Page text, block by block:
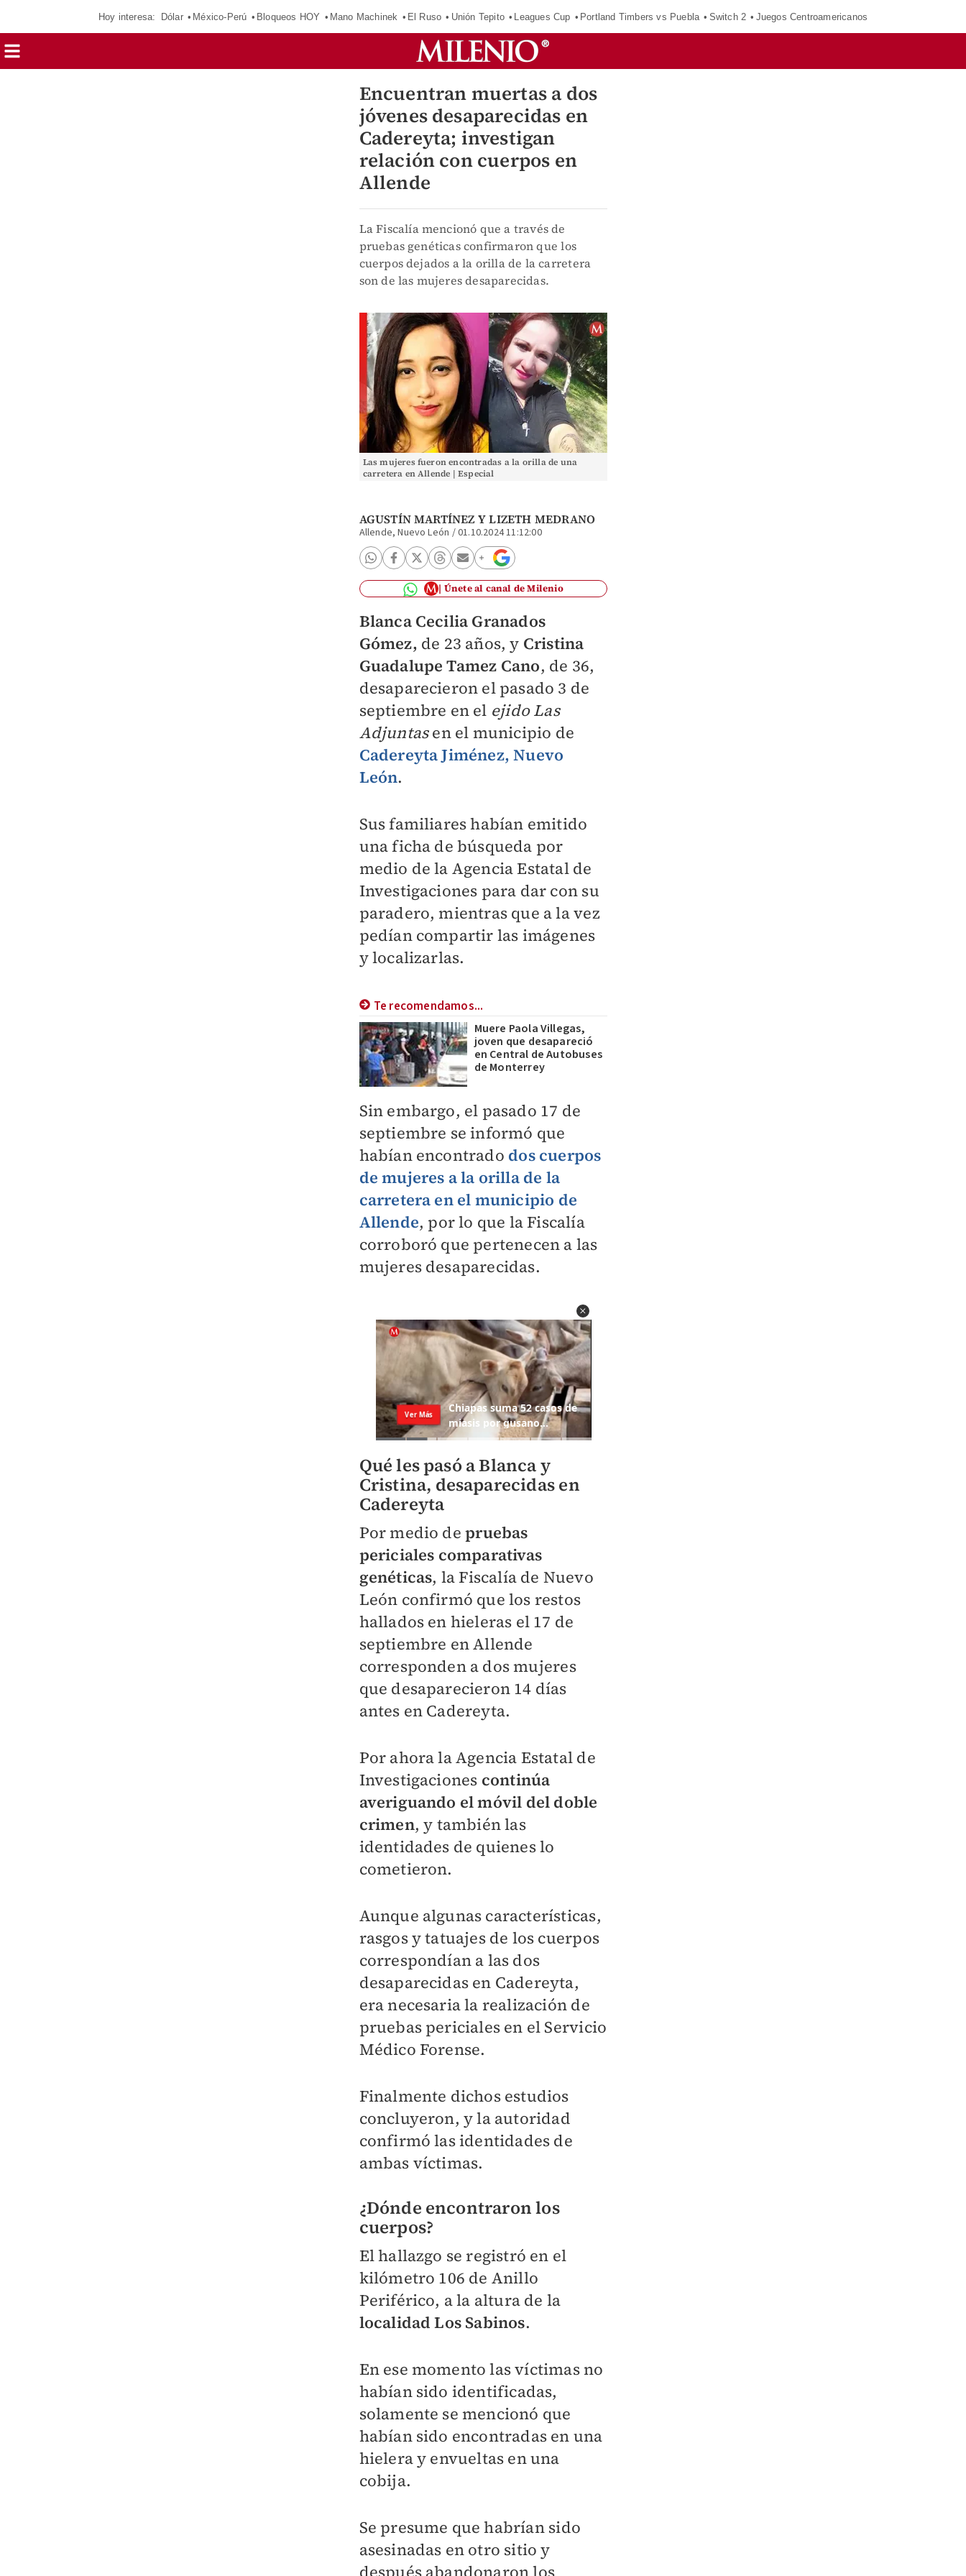
Hoy interesa: Dólar México-Perú Bloqueos HOY Mano Machinek El Ruso Unión Tepito Leagues Cup Portland Timbers vs Puebla Switch 2 Juegos Centroamericanos
Encuentran muertas a dos
jóvenes desaparecidas en
Cadereyta; investigan
relación con cuerpos en
Allende
La Fiscalía mencionó que a través de
pruebas genéticas confirmaron que los
cuerpos dejados a la orilla de la carretera
son de las mujeres desaparecidas.
Las mujeres fueron encontradas a la orilla de una
carretera en Allende | Especial
AGUSTÍN MARTÍNEZ Y LIZETH MEDRANO
Allende, Nuevo León /01.10.2024 11:12:00
Únete al canal de Milenio
Blanca Cecilia Granados
Gómez, de 23 años, y Cristina
Guadalupe Tamez Cano, de 36,
desaparecieron el pasado 3 de
septiembre en el ejido Las
Adjuntasen el municipio de
Cadereyta Jiménez, Nuevo
León.
Sus familiares habían emitido
una ficha de búsqueda por
medio de la Agencia Estatal de
Investigaciones para dar con su
paradero, mientras que a la vez
pedían compartir las imágenes
y localizarlas.
Te recomendamos...
Muere Paola Villegas,
joven que desapareció
en Central de Autobuses
de Monterrey
Sin embargo, el pasado 17 de
septiembre se informó que
habían encontrado dos cuerpos
de mujeres a la orilla de la
carretera en el municipio de
Allende, por lo que la Fiscalía
corroboró que pertenecen a las
mujeres desaparecidas.
Qué les pasó a Blanca y
Cristina, desaparecidas en
Cadereyta
Por medio depruebas
periciales comparativas
genéticas, la Fiscalía de Nuevo
León confirmó que los restos
hallados en hieleras el 17 de
septiembre en Allende
corresponden a dos mujeres
que desaparecieron 14 días
antes en Cadereyta.
Por ahora la Agencia Estatal de
Investigaciones continúa
averiguando el móvil del doble
crimen, y también las
identidades de quienes lo
cometieron.
Aunque algunas características,
rasgos y tatuajes de los cuerpos
correspondían a las dos
desaparecidas en Cadereyta,
era necesaria la realización de
pruebas periciales en el Servicio
Médico Forense.
Finalmente dichos estudios
concluyeron, y la autoridad
confirmó las identidades de
ambas víctimas.
¿Dónde encontraron los
cuerpos?
El hallazgo se registró en el
kilómetro 106 de Anillo
Periférico, a la altura de la
localidad Los Sabinos.
En ese momento las víctimas no
habían sido identificadas,
solamente se mencionó que
habían sido encontradas en una
hielera y envueltas en una
cobija.
Se presume que habrían sido
asesinadas en otro sitio y